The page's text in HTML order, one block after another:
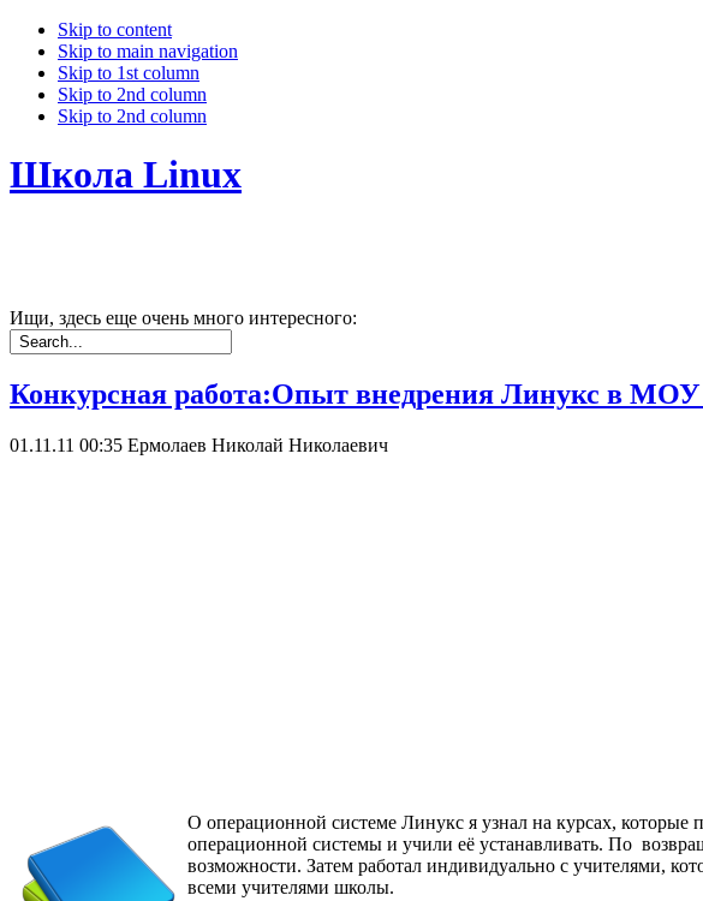
Skip to content
Skip to main navigation
Skip to 1st column
Skip to 2nd column
Skip to 2nd column
Школа Linux
Ищи, здесь еще очень много интересного:
Конкурсная работа:Опыт внедрения Линукс в
01.11.11 00:35 Ермолаев Николай Николаевич
О операционной системе Линукс я узнал на курсах,
операционной системы и учили её устанавливать. По
возможности. Затем работал индивидуально с учителями,
всеми учителями школы.